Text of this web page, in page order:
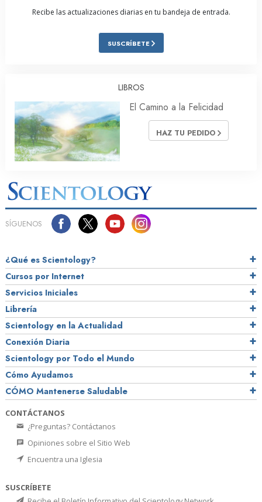
Recibe las actualizaciones diarias en tu bandeja de entrada.
SUSCRÍBETE
LIBROS
El Camino a la Felicidad
HAZ TU PEDIDO
SÍGUENOS
¿Qué es Scientology?
Cursos por Internet
Servicios Iniciales
Librería
Scientology en la Actualidad
Conexión Diaria
Scientology por Todo el Mundo
Cómo Ayudamos
CÓMO Mantenerse Saludable
CONTÁCTANOS
¿Preguntas? Contáctanos
Opiniones sobre el Sitio Web
Encuentra una Iglesia
SUSCRÍBETE